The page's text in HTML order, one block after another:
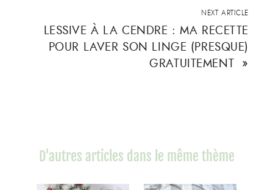
NEXT ARTICLE
LESSIVE À LA CENDRE : MA RECETTE
POUR LAVER SON LINGE (PRESQUE)
GRATUITEMENT »
D'autres articles dans le même thème